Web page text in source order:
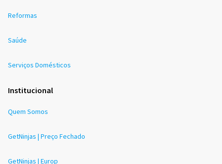
Reformas
Saúde
Serviços Domésticos
Institucional
Quem Somos
GetNinjas | Preço Fechado
GetNinjas | Europ